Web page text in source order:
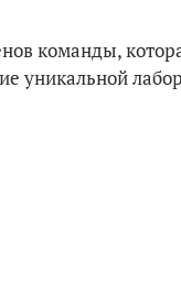
команды,
уникальной